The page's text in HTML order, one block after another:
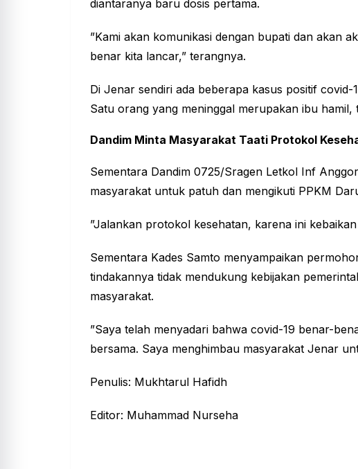
diantaranya baru dosis pertama.
”Kami akan komunikasi dengan bupati dan akan
benar kita lancar,” terangnya.
Di Jenar sendiri ada beberapa kasus positif covid-
Satu orang yang meninggal merupakan ibu
Dandim Minta Masyarakat Taati Protokol
Sementara Dandim 0725/Sragen Letkol Inf
masyarakat untuk patuh dan mengikuti PPKM
”Jalankan protokol kesehatan, karena ini
Sementara Kades Samto menyampaikan
tindakannya tidak mendukung kebijakan
masyarakat.
”Saya telah menyadari bahwa covid-19 benar-
bersama. Saya menghimbau masyarakat Jenar
Penulis: Mukhtarul Hafidh
Editor: Muhammad Nurseha